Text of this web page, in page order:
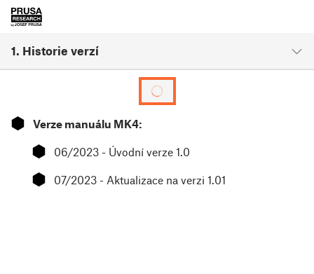
1. Historie verzí
⬢ Verze manuálu MK4:
⬢ 06/2023 - Úvodní verze 1.0
⬢ 07/2023 - Aktualizace na verzi 1.01